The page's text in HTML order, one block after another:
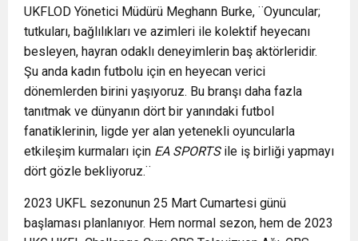
UKFLOD Yönetici Müdürü Meghann Burke, ¨Oyuncular;
tutkuları, bağlılıkları ve azimleri ile kolektif heyecanı
besleyen, hayran odaklı deneyimlerin baş aktörleridir.
Şu anda kadın futbolu için en heyecan verici
dönemlerden birini yaşıyoruz. Bu branşı daha fazla
tanıtmak ve dünyanın dört bir yanındaki futbol
fanatiklerinin, ligde yer alan yetenekli oyuncularla
etkileşim kurmaları için EA SPORTSile iş birliği yapmayı
dört gözle bekliyoruz.¨
2023 UKFL sezonunun 25 Mart Cumartesi günü
başlaması planlanıyor. Hem normal sezon, hem de 2023